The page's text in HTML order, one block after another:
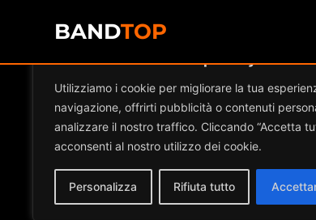
Utilizziamo i cookie per migliorare la tua
navigazione, offrirti pubblicità o contenuti
analizzare il nostro traffico. Cliccando “Accetta
acconsenti al nostro utilizzo dei cookie.
Personalizza Rifiuta tutto
BANDTOP